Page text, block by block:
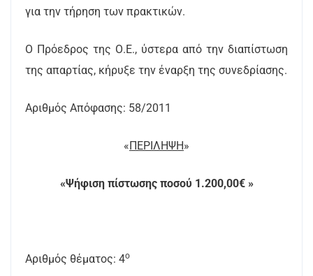
για την τήρηση των πρακτικών.
Ο Πρόεδρος της Ο.Ε., ύστερα από την διαπίστωση
της απαρτίας, κήρυξε την έναρξη της συνεδρίασης.
Αριθμός Απόφασης: 58/2011
«ΠΕΡΙΛΗΨΗ»
«Ψήφιση πίστωσης ποσού 1.200,00€ »
Αριθμός θέματος: 4ο